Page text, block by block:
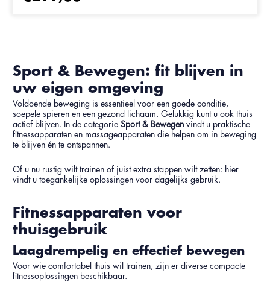
Sport & Bewegen: fit blijven in
uw eigen omgeving
Voldoende beweging is essentieel voor een goede conditie,
soepele spieren en een gezond lichaam. Gelukkig kunt u ook thuis
actief blijven. In de categorieSport & Bewegen vindt u praktische
fitnessapparaten en massageapparaten die helpen om in beweging
te blijven én te ontspannen.
Of u nu rustig wilt trainen of juist extra stappen wilt zetten: hier
vindt u toegankelijke oplossingen voor dagelijks gebruik.
Fitnessapparaten voor
thuisgebruik
Laagdrempelig en effectief bewegen
Voor wie comfortabel thuis wil trainen, zijn er diverse compacte
fitnessoplossingen beschikbaar.